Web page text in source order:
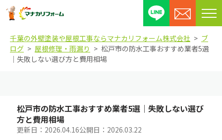
メ
ニ
ー
千葉の外壁塗装や屋根工事ならマナカリフォーム株式会社
ブ
ログ
屋根修理・雨漏り
松戸市の防水工事おすすめ業者5選
｜失敗しない選び方と費用相場
松戸市の防水工事おすすめ業者5選｜失敗しない選び
方と費用相場
更新日： 2026.04.16公開日： 2026.03.22